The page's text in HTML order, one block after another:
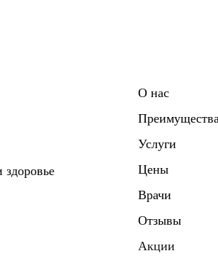
здоровье
О нас
Преимущества
Услуги
Цены
Врачи
Отзывы
Акции